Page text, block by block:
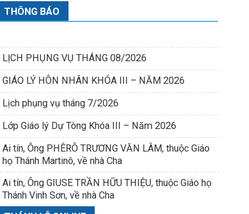
THÔNG BÁO
LỊCH PHỤNG VỤ THÁNG 08/2026
GIÁO LÝ HÔN NHÂN KHÓA III – NĂM 2026
Lịch phụng vụ tháng 7/2026
Lớp Giáo lý Dự Tòng Khóa III – Năm 2026
Ai tín, Ông PHÊRÔ TRƯƠNG VĂN LÂM, thuộc Giáo
họ Thánh Martinô, về nhà Cha
Ai tín, Ông GIUSE TRẦN HỮU THIỆU, thuộc Giáo họ
Thánh Vinh Sơn, về nhà Cha